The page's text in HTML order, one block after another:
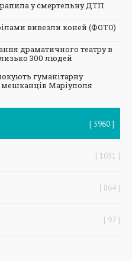
у смертельну ДТП
вивезли коней (ФОТО)
драматичного театру в
300 людей
гуманітарну
мешканців Маріуполя
5960
1031
864
97